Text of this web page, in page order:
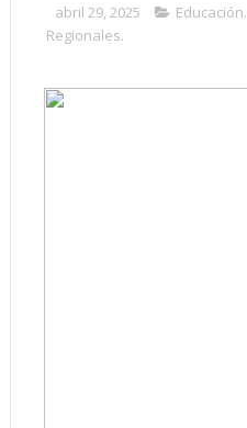
abril 29, 2025 Educación.
Regionales.